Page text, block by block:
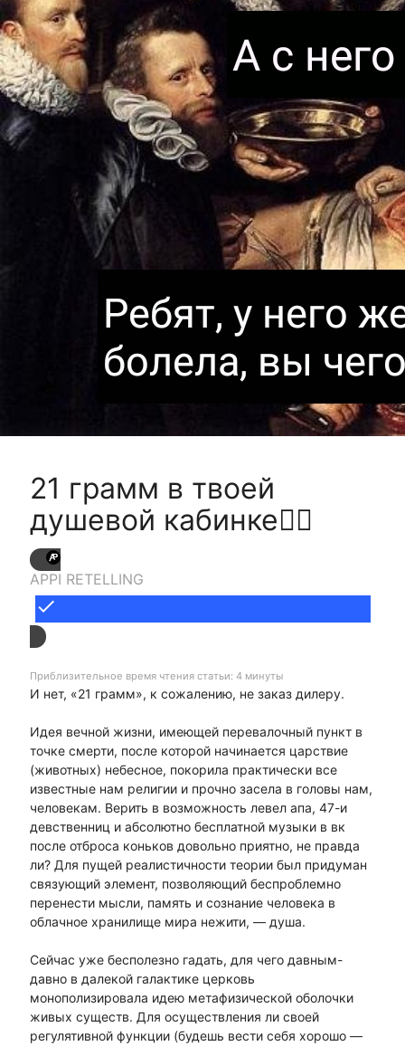
21 грамм в твоей
душевой кабинке🤦‍♂
APPI RETELLING
done
Приблизительное время чтения статьи: 4 минуты
И нет, «21 грамм», к сожалению, не заказ дилеру.
Идея вечной жизни, имеющей перевалочный пункт в
точке смерти, после которой начинается царствие
(животных) небесное, покорила практически все
известные нам религии и прочно засела в головы нам,
человекам. Верить в возможность левел апа, 47-и
девственниц и абсолютно бесплатной музыки в вк
после отброса коньков довольно приятно, не правда
ли? Для пущей реалистичности теории был придуман
связующий элемент, позволяющий беспроблемно
перенести мысли, память и сознание человека в
облачное хранилище мира нежити, — душа.
Сейчас уже бесполезно гадать, для чего давным-
давно в далекой галактике церковь
монополизировала идею метафизической оболочки
живых существ. Для осуществления ли своей
регулятивной функции (будешь вести себя хорошо —